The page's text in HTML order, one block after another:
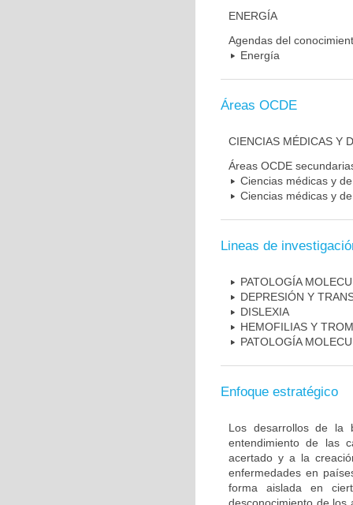
ENERGÍA
Agendas del
Energía
Áreas OCDE
CIENCIAS MÉDICAS Y
Áreas OCDE
Ciencias médicas y
Ciencias médicas y
Lineas de
PATOLOGÍA
DEPRESIÓN Y
DISLEXIA
HEMOFILIAS Y
PATOLOGÍA
Enfoque estratégico
Los desarrollos de la
entendimiento de las
acertado y a la
enfermedades en
forma aislada en